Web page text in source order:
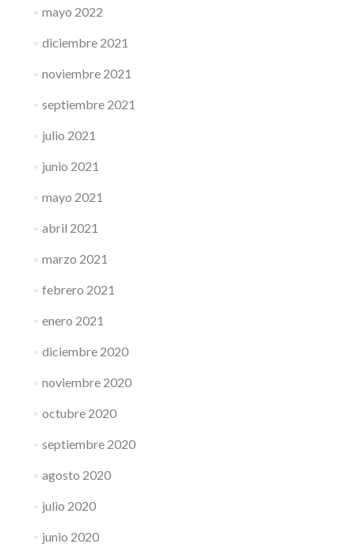
mayo 2022
diciembre 2021
noviembre 2021
septiembre 2021
julio 2021
junio 2021
mayo 2021
abril 2021
marzo 2021
febrero 2021
enero 2021
diciembre 2020
noviembre 2020
octubre 2020
septiembre 2020
agosto 2020
julio 2020
junio 2020